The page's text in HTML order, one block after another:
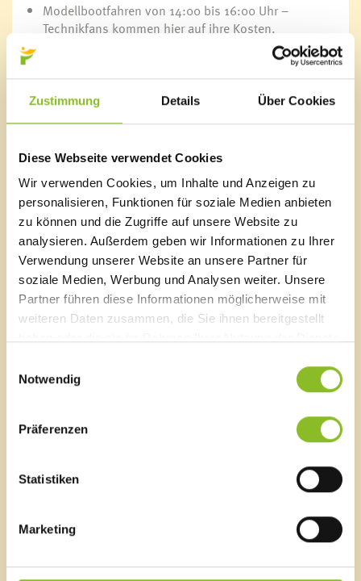
Zustimmung Details Über Cookies
Diese Webseite verwendet Cookies
Wir verwenden Cookies, um Inhalte und Anzeigen zu
personalisieren, Funktionen für soziale Medien anbieten
zu können und die Zugriffe auf unsere Website zu
analysieren. Außerdem geben wir Informationen zu Ihrer
Verwendung unserer Website an unsere Partner für
soziale Medien, Werbung und Analysen weiter. Unsere
Partner führen diese Informationen möglicherweise mit
weiteren Daten zusammen, die Sie ihnen bereitgestellt
Notwendig
Präferenzen
Statistiken
Marketing
Modellbootfahren von 14:00 bis 16:00 Uhr –
Technikfans kommen hier auf ihre Kosten.
Turnerische Einlagen des ASTV Walgau um 15:00 Uhr
– sportliche Höchstleistungen live erleben.
Vorführungen der Österreichischen Wasserrettung,
Abteilung Feldkirch-Frastanz, ab 16:00 Uhr –
Thomas G. sorgen ab dem späten Nachmittag unter
Stimmung.
Gewinnspiel: Mit attraktiven Preisen
Führungen mit Architekt DI Hermann Gort und
Geschäftsführer Ing. Markus Burtscher.
Muttertagsbrunch am 11. Mai
Am darauffolgenden Sonntag findet bei Schönwetter
ab 10:00 Uhr ein gemütlicher Muttertagsbrunch im
kulinarisch „Danke“ zu sagen. Anmeldungen sind
unter
info@wuau.at
Link
Marktgemeinde Frastanz